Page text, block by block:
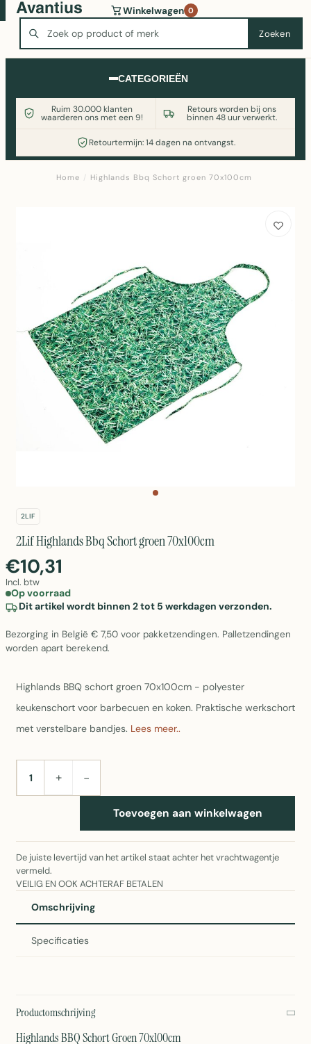
Zoeken
Winkelwagen 0
CATEGORIEËN
Ruim 30.000 klanten
waarderen ons met een 9!
Retours worden bij ons
binnen 48 uur verwerkt.
Retourtermijn: 14 dagen na ontvangst.
Wasmachine of koelkast nodig? Vergelijk alle prijzen op
Witgoedaanbod.nl
Home / Highlands Bbq Schort groen 70x100cm
2LIF
2Lif Highlands Bbq Schort groen 70x100cm
€10,31
Incl. btw
Op voorraad
Dit artikel wordt binnen 2 tot 5 werkdagen verzonden.
Bezorging in België € 7,50 voor pakketzendingen. Palletzendingen
worden apart berekend.
Highlands BBQ schort groen 70x100cm - polyester
keukenschort voor barbecuen en koken. Praktische werkschort
met verstelbare bandjes. Lees meer..
AANTAL+ −
Toevoegen aan winkelwagen
De juiste levertijd van het artikel staat achter het vrachtwagentje
vermeld.
VEILIG EN OOK ACHTERAF BETALEN
Omschrijving
Specificaties
Productomschrijving
Highlands BBQ Schort Groen 70x100cm